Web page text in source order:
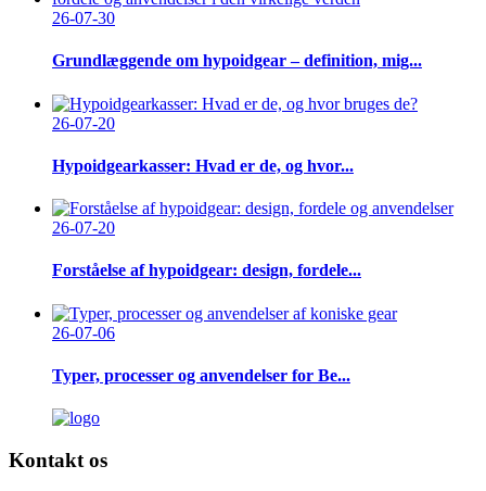
26-07-30
Grundlæggende om hypoidgear – definition, mig...
26-07-20
Hypoidgearkasser: Hvad er de, og hvor...
26-07-20
Forståelse af hypoidgear: design, fordele...
26-07-06
Typer, processer og anvendelser for Be...
Kontakt os